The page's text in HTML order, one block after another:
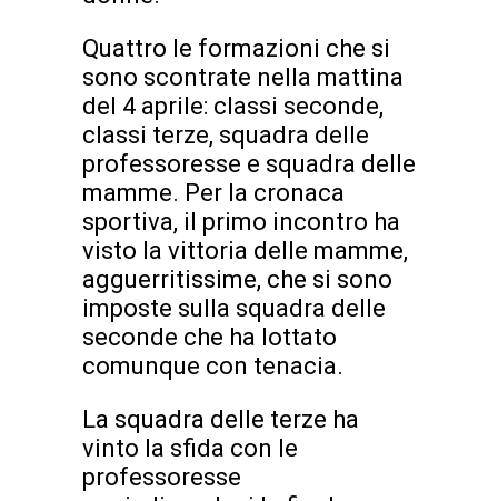
Quattro le formazioni che si
sono scontrate nella mattina
del 4 aprile: classi seconde,
classi terze, squadra delle
professoresse e squadra delle
mamme. Per la cronaca
sportiva, il primo incontro ha
visto la vittoria delle mamme,
agguerritissime, che si sono
imposte sulla squadra delle
seconde che ha lottato
comunque con tenacia.
La squadra delle terze ha
vinto la sfida con le
professoresse